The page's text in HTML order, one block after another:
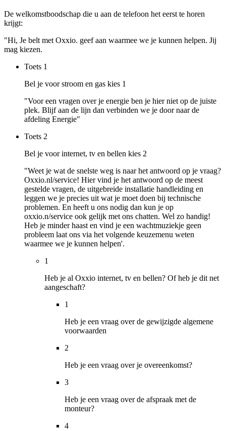
De welkomstboodschap die u aan de telefoon het eerst te horen
krijgt:
"Hi, Je belt met Oxxio. geef aan waarmee we je kunnen helpen. Jij
mag kiezen.
Toets 1
Bel je voor stroom en gas kies 1
"Voor een vragen over je energie ben je hier niet op de juiste
plek. Blijf aan de lijn dan verbinden we je door naar de
afdeling Energie"
Toets 2
Bel je voor internet, tv en bellen kies 2
"Weet je wat de snelste weg is naar het antwoord op je vraag?
Oxxio.nl/service! Hier vind je het antwoord op de meest
gestelde vragen, de uitgebreide installatie handleiding en
leggen we je precies uit wat je moet doen bij technische
problemen. En heeft u ons nodig dan kun je op
oxxio.n/service ook gelijk met ons chatten. Wel zo handig!
Heb je minder haast en vind je een wachtmuziekje geen
probleem laat ons via het volgende keuzemenu weten
waarmee we je kunnen helpen'.
1
Heb je al Oxxio internet, tv en bellen? Of heb je dit net
aangeschaft?
1
Heb je een vraag over de gewijzigde algemene
voorwaarden
2
Heb je een vraag over je overeenkomst?
3
Heb je een vraag over de afspraak met de
monteur?
4